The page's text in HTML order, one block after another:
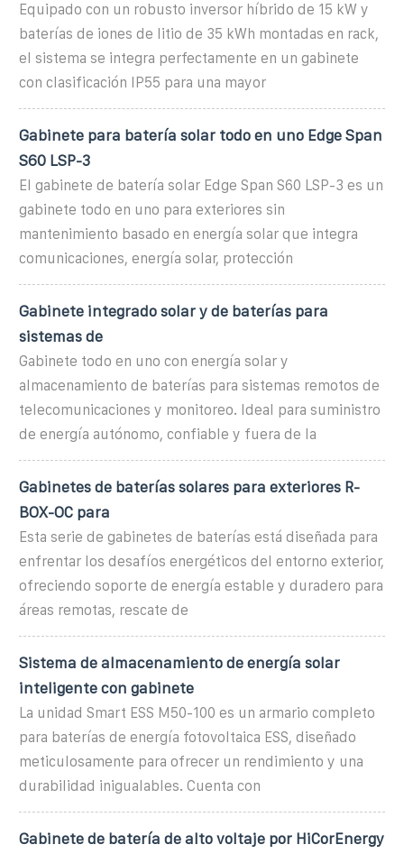
Equipado con un robusto inversor híbrido de 15 kW y
baterías de iones de litio de 35 kWh montadas en rack,
el sistema se integra perfectamente en un gabinete
con clasificación IP55 para una mayor
Gabinete para batería solar todo en uno Edge Span
S60 LSP-3
El gabinete de batería solar Edge Span S60 LSP-3 es un
gabinete todo en uno para exteriores sin
mantenimiento basado en energía solar que integra
comunicaciones, energía solar, protección
Gabinete integrado solar y de baterías para
sistemas de
Gabinete todo en uno con energía solar y
almacenamiento de baterías para sistemas remotos de
telecomunicaciones y monitoreo. Ideal para suministro
de energía autónomo, confiable y fuera de la
Gabinetes de baterías solares para exteriores R-
BOX-OC para
Esta serie de gabinetes de baterías está diseñada para
enfrentar los desafíos energéticos del entorno exterior,
ofreciendo soporte de energía estable y duradero para
áreas remotas, rescate de
Sistema de almacenamiento de energía solar
inteligente con gabinete
La unidad Smart ESS M50-100 es un armario completo
para baterías de energía fotovoltaica ESS, diseñado
meticulosamente para ofrecer un rendimiento y una
durabilidad inigualables. Cuenta con
Gabinete de batería de alto voltaje por HiCorEnergy